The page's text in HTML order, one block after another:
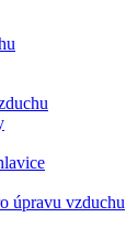
úpravu vzduchu